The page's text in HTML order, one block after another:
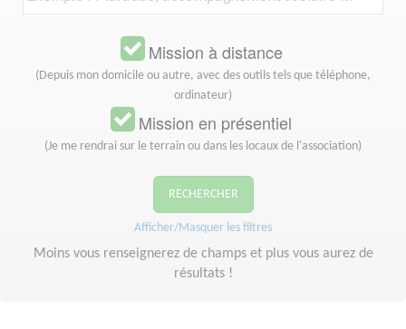
Mission à distance
(Depuis mon domicile ou autre, avec des outils tels que téléphone,
ordinateur)
Mission en présentiel
(Je me rendrai sur le terrain ou dans les locaux de l'association)
RECHERCHER
Afficher/Masquer les filtres
Moins vous renseignerez de champs et plus vous aurez de
résultats !